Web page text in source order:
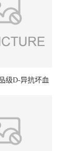
级D-异抗坏血